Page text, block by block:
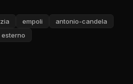
empoli
antonio-candela
esterno